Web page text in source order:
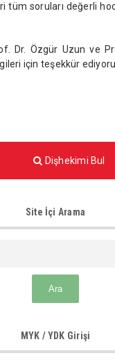
tüm soruları değerli
Dr. Özgür Uzun ve
için teşekkür
Dişhekimi Bul
Site İçi Arama
MYK / YDK Girişi